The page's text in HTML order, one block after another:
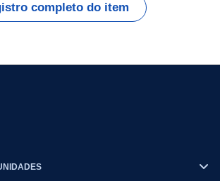
completo do item